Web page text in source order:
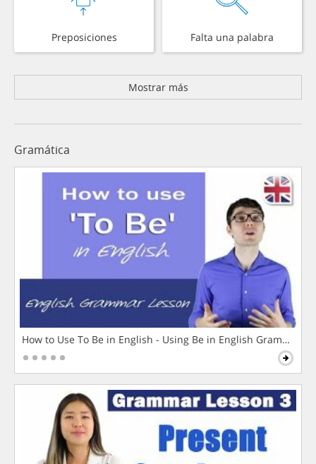
Preposiciones Falta una palabra
Mostrar más
Gramática
How to Use To Be in English - Using Be in English Grammar